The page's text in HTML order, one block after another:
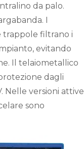
da palo.
I
trappole filtrano i
evitando
Il telaiometallico
dagli
Nelle versioni attive
sono